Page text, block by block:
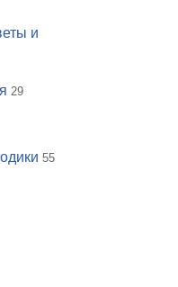
и
29
55